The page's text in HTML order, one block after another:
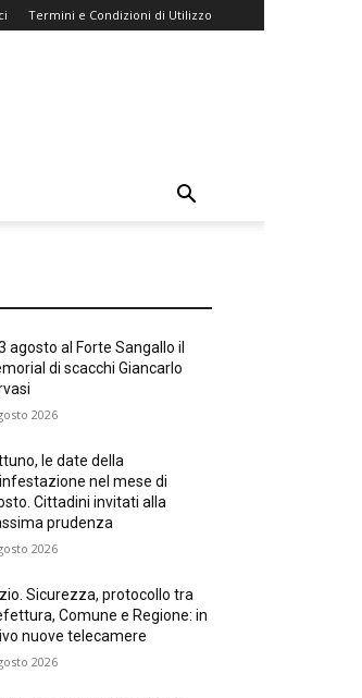
Termini e Condizioni di Utilizzo
agosto al Forte Sangallo il
di scacchi Giancarlo
2026
le date della
nel mese di
Cittadini invitati alla
prudenza
2026
Sicurezza, protocollo tra
Comune e Regione: in
nuove telecamere
2026